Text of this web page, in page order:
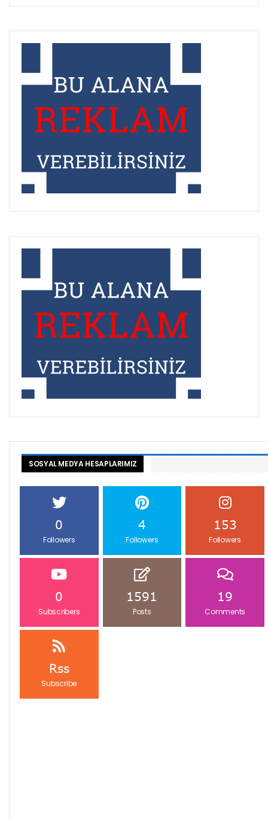
SOSYAL MEDYA HESAPLARIMIZ
0
Followers
4
Followers
153
Followers
0
Subscribers
1591
Posts
19
Comments
Rss
Subscribe